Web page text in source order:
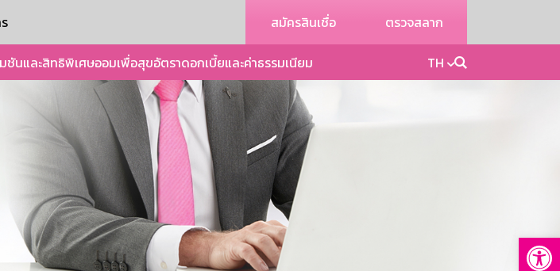
สมัครสินเชื่อ ตรวจสลาก
ชันและสิทธิพิเศษออมเพื่อสุขอัตราดอกเบี้ยและค่าธรรมเนียม TH